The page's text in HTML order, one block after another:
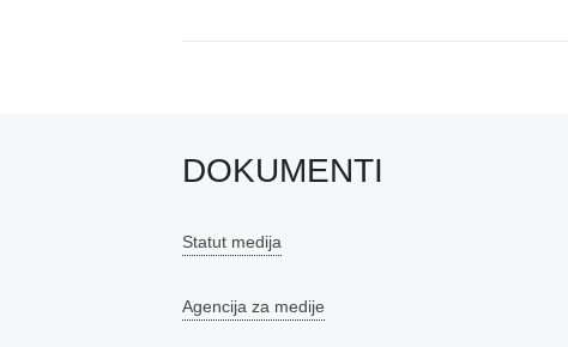
DOKUMENTI
Statut medija
Agencija za medije